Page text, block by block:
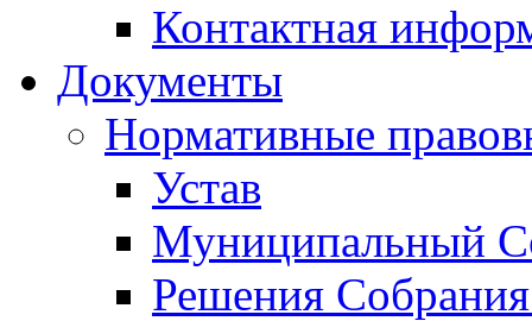
Контактная
Документы
Нормативные
Устав
Муниципальный
Решения